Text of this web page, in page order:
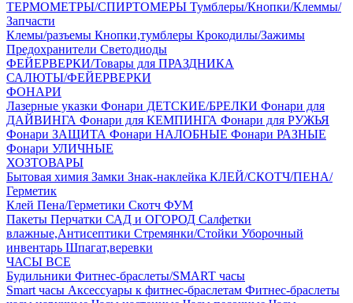
ТЕРМОМЕТРЫ/СПИРТОМЕРЫ Тумблеры/Кнопки/Клеммы/
Запчасти
Клемы/разъемы Кнопки,тумблеры Крокодилы/Зажимы
Предохранители Светодиоды
ФЕЙЕРВЕРКИ/Товары для ПРАЗДНИКА
САЛЮТЫ/ФЕЙЕРВЕРКИ
ФОНАРИ
Лазерные указки Фонари ДЕТСКИЕ/БРЕЛКИ Фонари для
ДАЙВИНГА Фонари для КЕМПИНГА Фонари для РУЖЬЯ
Фонари ЗАЩИТА Фонари НАЛОБНЫЕ Фонари РАЗНЫЕ
Фонари УЛИЧНЫЕ
ХОЗТОВАРЫ
Бытовая химия Замки Знак-наклейка КЛЕЙ/СКОТЧ/ПЕНА/
Герметик
Клей Пена/Герметики Скотч ФУМ
Пакеты Перчатки САД и ОГОРОД Салфетки
влажные,Антисептики Стремянки/Стойки Уборочный
инвентарь Шпагат,веревки
ЧАСЫ ВСЕ
Будильники Фитнес-браслеты/SMART часы
Smart часы Аксессуары к фитнес-браслетам Фитнес-браслеты